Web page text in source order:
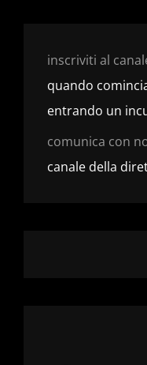
inscriviti al
quando
entrando un
comunica con
canale della